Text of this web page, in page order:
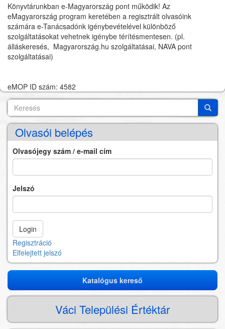
Könyvtárunkban e-Magyarország pont működik! Az
eMagyarország program keretében a regisztrált olvasóink
számára e-Tanácsadónk igénybevételével különböző
szolgáltatásokat vehetnek igénybe térítésmentesen. (pl.
álláskeresés, Magyarország.hu szolgáltatásai, NAVA pont
szolgáltatásai)
eMOP ID szám: 4582
Search
Keresés
Olvasói belépés
Olvasójegy szám / e-mail cím
Jelszó
Regisztráció
Elfelejtett jelszó
Katalógus
kereső
Katalógus kereső
Váci Települési Értéktár